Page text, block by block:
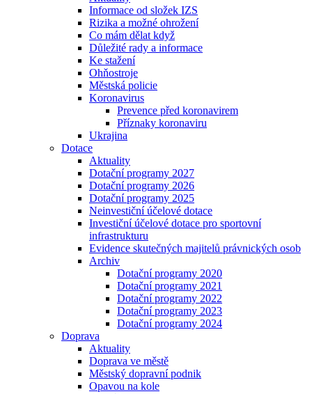
Informace od složek IZS
Rizika a možné ohrožení
Co mám dělat když
Důležité rady a informace
Ke stažení
Ohňostroje
Městská policie
Koronavirus
Prevence před koronavirem
Příznaky koronaviru
Ukrajina
Dotace
Aktuality
Dotační programy 2027
Dotační programy 2026
Dotační programy 2025
Neinvestiční účelové dotace
Investiční účelové dotace pro sportovní
infrastrukturu
Evidence skutečných majitelů právnických osob
Archiv
Dotační programy 2020
Dotační programy 2021
Dotační programy 2022
Dotační programy 2023
Dotační programy 2024
Doprava
Aktuality
Doprava ve městě
Městský dopravní podnik
Opavou na kole